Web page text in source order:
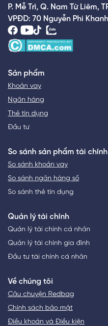
P. Mễ Trì, Q. Nam Từ Liêm,
VPĐD: 70 Nguyễn Phi
Sản phẩm
Khoản vay
Ngân hàng
Thẻ tín dụng
Đầu tư
So sánh sản phẩm tài chính
So sánh khoản vay
So sánh ngân hàng số
So sánh thẻ tín dụng
Quản lý tài chính
Quản lý tài chính cá nhân
Quản lý tài chính gia đình
Đầu tư tài chính cá nhân
Về chúng tôi
Câu chuyện Redbag
Chính sách bảo mật
Điều khoản và Điều kiện